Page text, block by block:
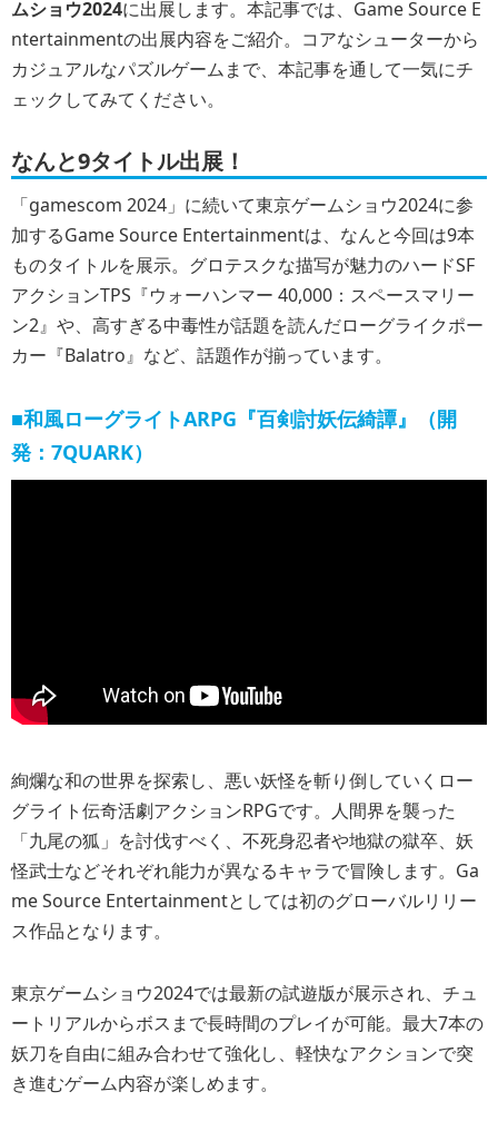
ムショウ2024に出展します。本記事では、Game Source E
ntertainmentの出展内容をご紹介。コアなシューターから
カジュアルなパズルゲームまで、本記事を通して一気にチ
ェックしてみてください。
なんと9タイトル出展！
「gamescom 2024」に続いて東京ゲームショウ2024に参
加するGame Source Entertainmentは、なんと今回は9本
ものタイトルを展示。グロテスクな描写が魅力のハードSF
アクションTPS『ウォーハンマー 40,000：スペースマリー
ン2』や、高すぎる中毒性が話題を読んだローグライクポー
カー『Balatro』など、話題作が揃っています。
■和風ローグライトARPG『百剣討妖伝綺譚』（開
発：7QUARK）
絢爛な和の世界を探索し、悪い妖怪を斬り倒していくロー
グライト伝奇活劇アクションRPGです。人間界を襲った
「九尾の狐」を討伐すべく、不死身忍者や地獄の獄卒、妖
怪武士などそれぞれ能力が異なるキャラで冒険します。Ga
me Source Entertainmentとしては初のグローバルリリー
ス作品となります。
東京ゲームショウ2024では最新の試遊版が展示され、チュ
ートリアルからボスまで長時間のプレイが可能。最大7本の
妖刀を自由に組み合わせて強化し、軽快なアクションで突
き進むゲーム内容が楽しめます。